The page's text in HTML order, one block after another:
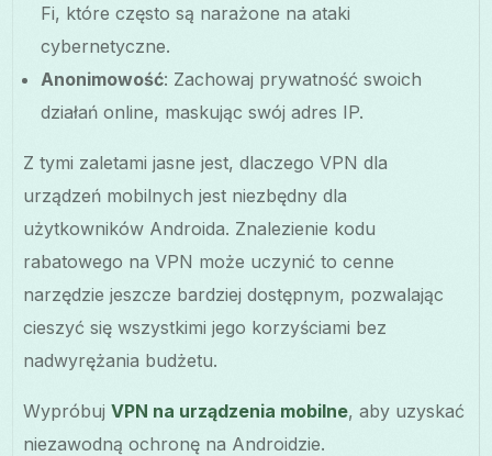
Fi, które często są narażone na ataki
cybernetyczne.
Anonimowość: Zachowaj prywatność swoich
działań online, maskując swój adres IP.
Z tymi zaletami jasne jest, dlaczego VPN dla
urządzeń mobilnych jest niezbędny dla
użytkowników Androida. Znalezienie kodu
rabatowego na VPN może uczynić to cenne
narzędzie jeszcze bardziej dostępnym, pozwalając
cieszyć się wszystkimi jego korzyściami bez
nadwyrężania budżetu.
WypróbujVPN na urządzenia mobilne, aby uzyskać
niezawodną ochronę na Androidzie.